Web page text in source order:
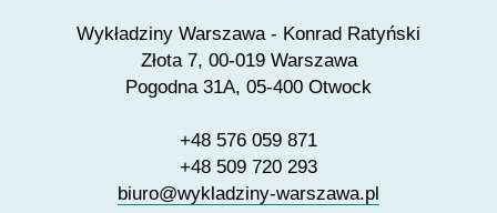
Wykładziny Warszawa - Konrad Ratyński
Złota 7, 00-019 Warszawa
Pogodna 31A, 05-400 Otwock
+48 576 059 871
+48 509 720 293
biuro@wykladziny-warszawa.pl